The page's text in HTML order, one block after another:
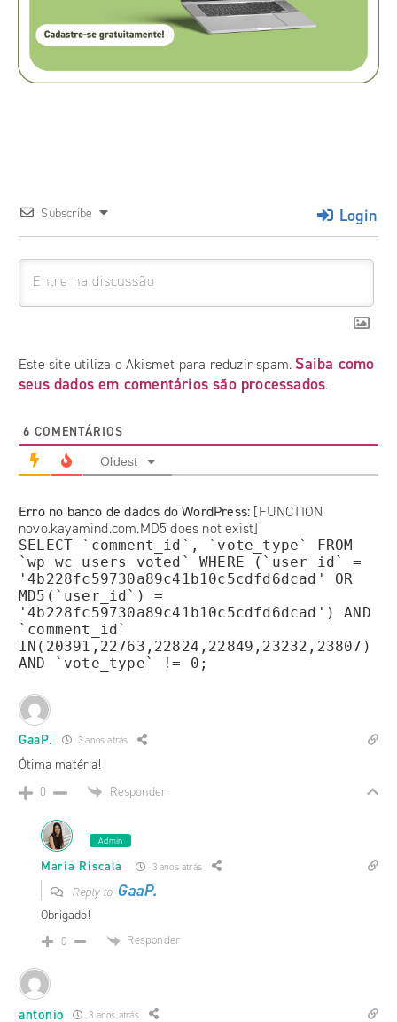
Subscribe Login
Este site utiliza o Akismet para reduzir spam. Saiba como
seus dados em comentários são processados.
6 COMENTÁRIOS
Oldest
Erro no banco de dados do WordPress: [FUNCTION
novo.kayamind.com.MD5 does not exist]
SELECT `comment_id`, `vote_type` FROM
`wp_wc_users_voted` WHERE (`user_id` =
'4b228fc59730a89c41b10c5cdfd6dcad' OR
MD5(`user_id`) =
'4b228fc59730a89c41b10c5cdfd6dcad') AND
`comment_id`
IN(20391,22763,22824,22849,23232,23807)
AND `vote_type` != 0;
GaaP. 3 anos atrás
Ótima matéria!
0 Responder
Admin
Maria Riscala 3 anos atrás
Reply to GaaP.
Obrigado!
0 Responder
antonio 3 anos atrás